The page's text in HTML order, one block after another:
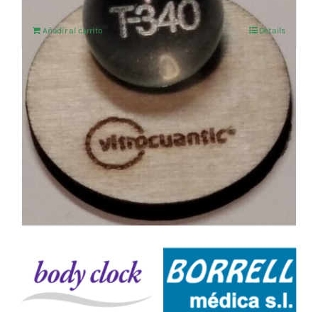
Añadir al carrito Details